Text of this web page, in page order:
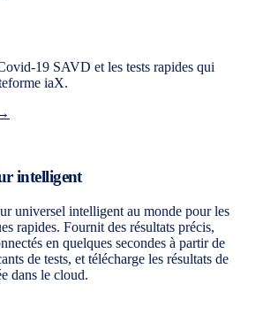
19 SAVD et les tests rapides qui
iaX.
intelligent
universel intelligent au monde pour les
rapides. Fournit des résultats précis,
en quelques secondes à partir de
de tests, et télécharge les résultats de
dans le cloud.